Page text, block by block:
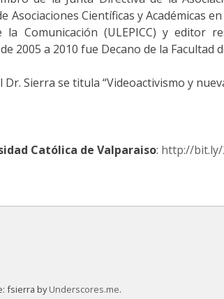
Científicas y Académicas
la Comunicación (ULEPICC) y
2005 a 2010 fue Decano de la
Sierra se titula “Videoactivismo y
Católica de Valparaiso: http://bit.ly/
fsierra byUnderscores.me.